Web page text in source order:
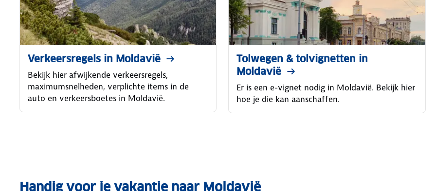
Verkeersregels in Moldavië
Bekijk hier afwijkende verkeersregels,
maximumsnelheden, verplichte items in de
auto en verkeersboetes in Moldavië.
Tolwegen & tolvignetten in
Moldavië
Er is een e-vignet nodig in Moldavië. Bekijk hier
hoe je die kan aanschaffen.
Handig voor je vakantie naar Moldavië